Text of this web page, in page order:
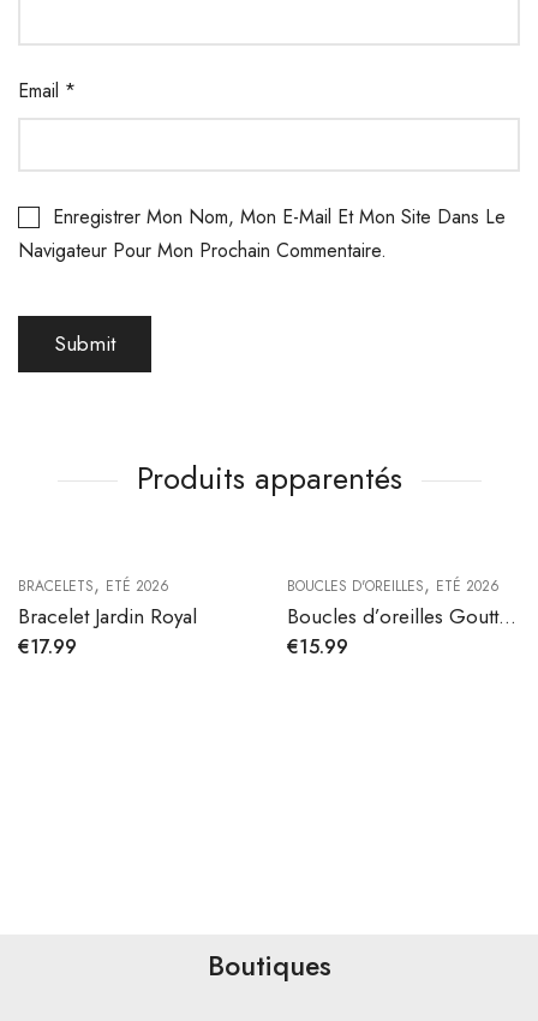
Email *
Enregistrer Mon Nom, Mon E-Mail Et Mon Site Dans Le
Navigateur Pour Mon Prochain Commentaire.
Produits apparentés
BRACELETS, ETÉ 2026
Bracelet Jardin Royal
€17.99
BOUCLES D'OREILLES, ETÉ 2026
Boucles d’oreilles Goutte Royale
€15.99
Boutiques